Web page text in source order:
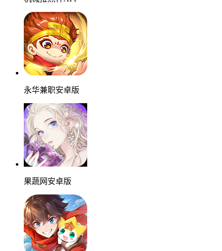
永华兼职安卓版
果蔬网安卓版